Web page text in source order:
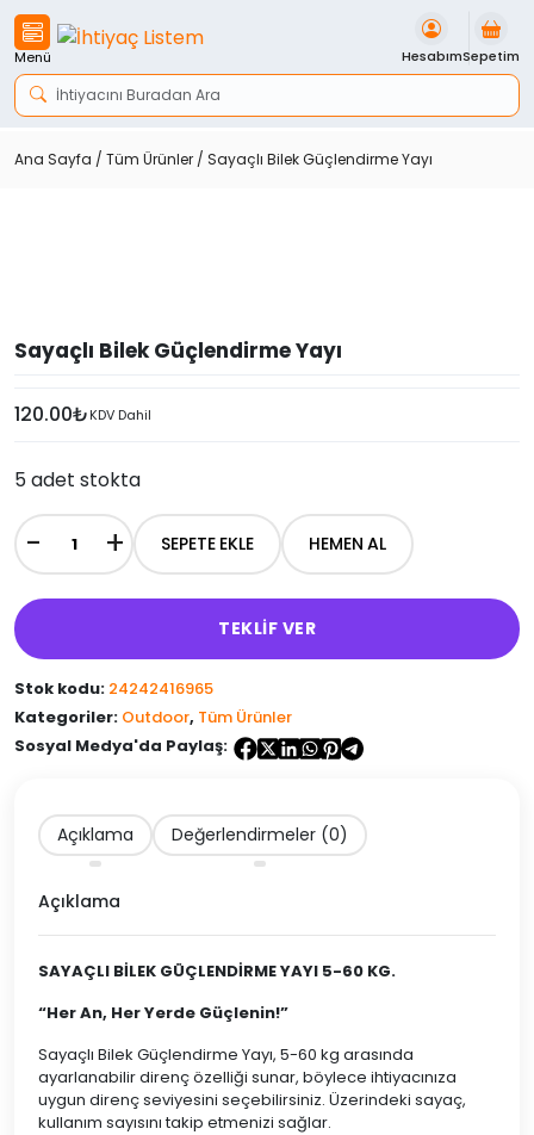
İçeriği
Geç
Menü HesabımSepetim
Ana Sayfa / Tüm Ürünler / Sayaçlı Bilek Güçlendirme Yayı
Sayaçlı Bilek Güçlendirme Yayı
120.00₺KDV Dahil
5 adet stokta
Sayaçlı
Bilek
Güçlendirme
Yayı
adet
+
- SEPETE EKLE HEMEN AL
TEKLİF VER
Stok kodu: 24242416965
Kategoriler: Outdoor, Tüm Ürünler
Sosyal Medya'da Paylaş:
Açıklama Değerlendirmeler (0)
Açıklama
SAYAÇLI BİLEK GÜÇLENDİRME YAYI 5-60 KG.
“Her An, Her Yerde Güçlenin!”
Sayaçlı Bilek Güçlendirme Yayı, 5-60 kg arasında
ayarlanabilir direnç özelliği sunar, böylece ihtiyacınıza
uygun direnç seviyesini seçebilirsiniz. Üzerindeki sayaç,
kullanım sayısını takip etmenizi sağlar.